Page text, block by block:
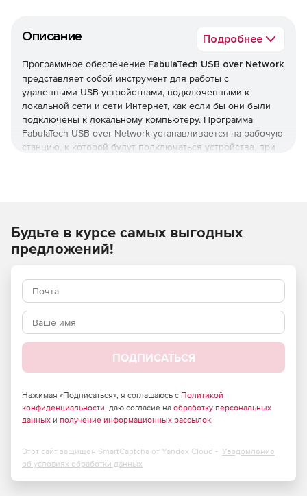
Описание Подробнее
Программное обеспечение FabulaTech USB over Network
представляет собой инструмент для работы с
удаленными USB-устройствами, подключенными к
локальной сети и сети Интернет, как если бы они были
подключены к локальному компьютеру. Программа
FabulaTech USB over Network устанавливается на рабочую
станцию, к которой будут подключаться устройства, при
создавая список USB-носителей по сети. Продукт
FabulaTech USB over Network работает под управлением
Windows и Linux систем.
Будьте в курсе самых выгодных
предложений!
ПОДПИСАТЬСЯ
Нажимая «Подписаться», я соглашаюсь с Политикой
конфиденциальности, даю согласие на обработку персональных
данных и получение информационных рассылок.
Этот сайт защищен SmartCaptcha от Yandex Cloud - Уведомление
об условиях обработки данных